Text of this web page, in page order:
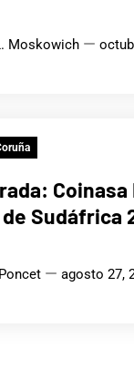
Moskowich
Coinasa
Sudáfrica
agosto 27,